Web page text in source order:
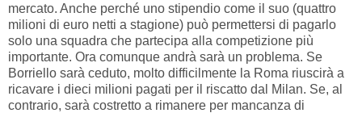
mercato. Anche perché uno stipendio come il suo (quattro
milioni di euro netti a stagione) può permettersi di pagarlo
solo una squadra che partecipa alla competizione più
importante. Ora comunque andrà sarà un problema. Se
Borriello sarà ceduto, molto difficilmente la Roma riuscirà a
ricavare i dieci milioni pagati per il riscatto dal Milan. Se, al
contrario, sarà costretto a rimanere per mancanza di